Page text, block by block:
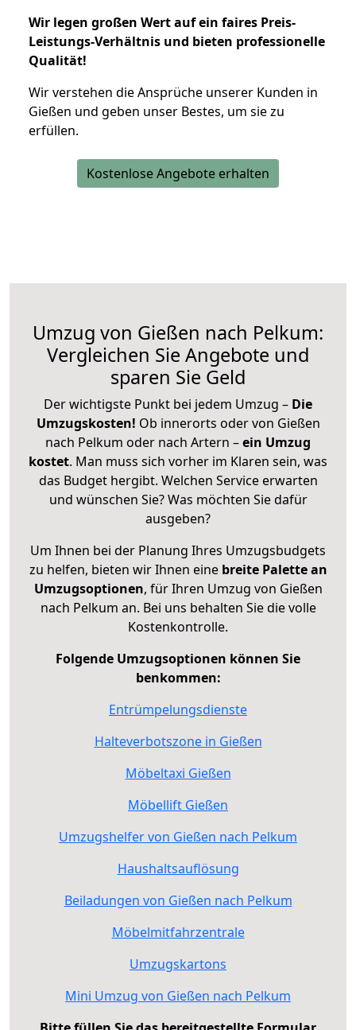
Wir legen großen Wert auf ein faires Preis-
Leistungs-Verhältnis und bieten professionelle
Qualität!
Wir verstehen die Ansprüche unserer Kunden in
Gießen und geben unser Bestes, um sie zu
erfüllen.
Kostenlose Angebote erhalten
Umzug von Gießen nach Pelkum:
Vergleichen Sie Angebote und
sparen Sie Geld
Der wichtigste Punkt bei jedem Umzug – Die
Umzugskosten! Ob innerorts oder von Gießen
nach Pelkum oder nach Artern –ein Umzug
kostet. Man muss sich vorher im Klaren sein, was
das Budget hergibt. Welchen Service erwarten
und wünschen Sie? Was möchten Sie dafür
ausgeben?
Um Ihnen bei der Planung Ihres Umzugsbudgets
zu helfen, bieten wir Ihnen eine breite Palette an
Umzugsoptionen, für Ihren Umzug von Gießen
nach Pelkum an. Bei uns behalten Sie die volle
Kostenkontrolle.
Folgende Umzugsoptionen können Sie
benkommen:
Entrümpelungsdienste
Halteverbotszone in Gießen
Möbeltaxi Gießen
Möbellift Gießen
Umzugshelfer von Gießen nach Pelkum
Haushaltsauflösung
Beiladungen von Gießen nach Pelkum
Möbelmitfahrzentrale
Umzugskartons
Mini Umzug von Gießen nach Pelkum